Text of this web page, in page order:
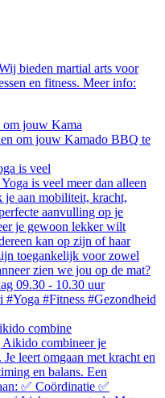
bieden martial arts voor
en fitness. Meer info:
om jouw Kama
is veel
combine